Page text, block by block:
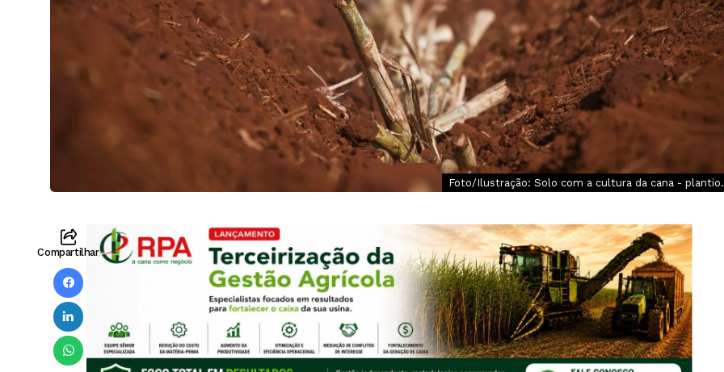
Foto/Ilustração: Solo com a cultura da cana - plantio.
Compartilhar